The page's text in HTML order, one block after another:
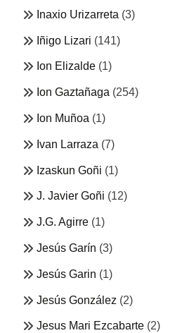
Inaxio Urizarreta (3)
Iñigo Lizari (141)
Ion Elizalde (1)
Ion Gaztañaga (254)
Ion Muñoa (1)
Ivan Larraza (7)
Izaskun Goñi (1)
J. Javier Goñi (12)
J.G. Agirre (1)
Jesús Garín (3)
Jesús Garin (1)
Jesús González (2)
Jesus Mari Ezcabarte (2)